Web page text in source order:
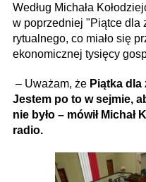
Według Michała
w poprzedniej "Piątce dla
rytualnego, co miało się
ekonomicznej tysięcy
– Uważam, że Piątka dla
Jestem po to w sejmie,
nie było – mówił Michał
radio.